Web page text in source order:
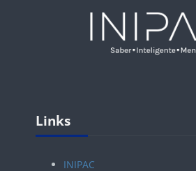
Links
INIPAC